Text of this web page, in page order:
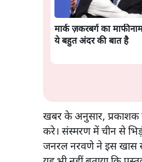
मार्क ज़करबर्ग का
ये बहुत अंदर की बात है
खबर के अनुसार, प्रकाशक
करे। संस्मरण में चीन से
जनरल नरवणे ने इस खास